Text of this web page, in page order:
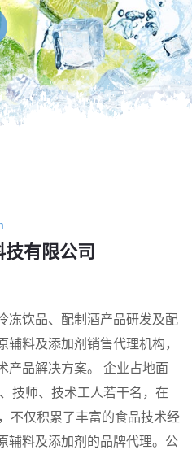
有限公司
冻饮品、配制酒产品研发及配
料及添加剂销售代理机构，
产品解决方案。 企业占地面
技师、技术工人若干名，在
不仅积累了丰富的食品技术经
辅料及添加剂的品牌代理。公